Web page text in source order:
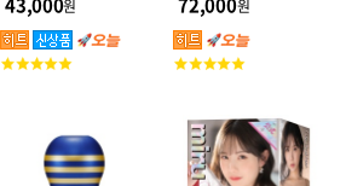
소녀. L컵 초대형 가슴! 이
차원급 에로 BODY!! 타노
유우의 그곳을 끝까지 만
43,000원
고
72,000원
고